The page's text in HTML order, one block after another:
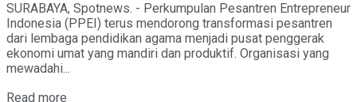
SURABAYA, Spotnews. - Perkumpulan Pesantren Entrepreneur
Indonesia (PPEI) terus mendorong transformasi pesantren
dari lembaga pendidikan agama menjadi pusat penggerak
ekonomi umat yang mandiri dan produktif. Organisasi yang
mewadahi...